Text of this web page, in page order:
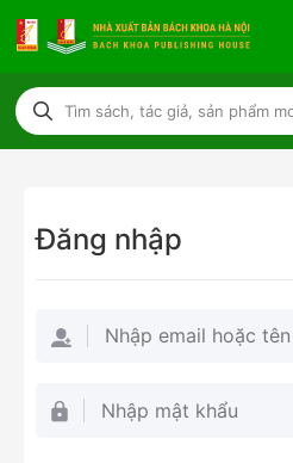
Đăng nhập